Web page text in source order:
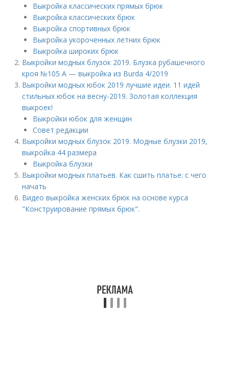
Выкройка классических прямых брюк
Выкройка классических брюк
Выкройка спортивных брюк
Выкройка укороченных летних брюк
Выкройка широких брюк
Выкройки модных блузок 2019. Блузка рубашечного
кроя №105 A — выкройка из Burda 4/2019
Выкройки модных юбок 2019 лучшие идеи. 11 идей
стильных юбок на весну-2019. Золотая коллекция
выкроек!
Выкройки юбок для женщин
Совет редакции
Выкройки модных блузок 2019. Модные блузки 2019,
выкройка 44 размера
Выкройка блузки
Выкройки модных платьев. Как сшить платье: с чего
начать
Видео выкройка женских брюк на основе курса
"Конструирование прямых брюк".